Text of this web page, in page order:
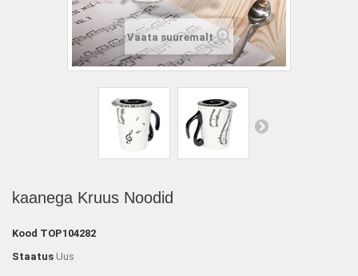
Vaata suuremalt
kaanega Kruus Noodid
Kood TOP104282
Staatus Uus